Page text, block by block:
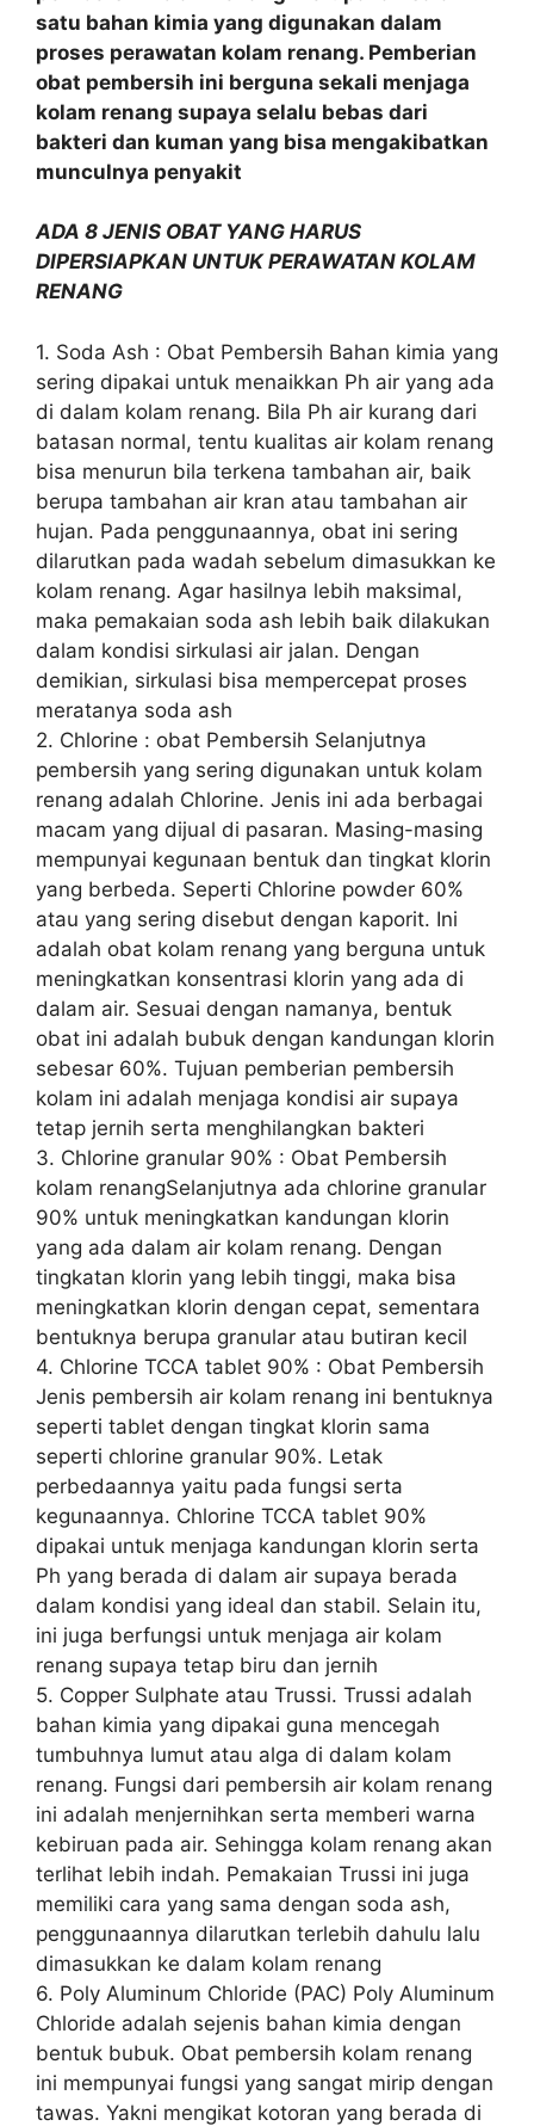
satu bahan kimia yang digunakan dalam
proses perawatan kolam renang. Pemberian
obat pembersih ini berguna sekali menjaga
kolam renang supaya selalu bebas dari
bakteri dan kuman yang bisa mengakibatkan
munculnya penyakit
ADA 8 JENIS OBAT YANG HARUS
DIPERSIAPKAN UNTUK PERAWATAN KOLAM
RENANG
1. Soda Ash : Obat Pembersih Bahan kimia yang
sering dipakai untuk menaikkan Ph air yang ada
di dalam kolam renang. Bila Ph air kurang dari
batasan normal, tentu kualitas air kolam renang
bisa menurun bila terkena tambahan air, baik
berupa tambahan air kran atau tambahan air
hujan. Pada penggunaannya, obat ini sering
dilarutkan pada wadah sebelum dimasukkan ke
kolam renang. Agar hasilnya lebih maksimal,
maka pemakaian soda ash lebih baik dilakukan
dalam kondisi sirkulasi air jalan. Dengan
demikian, sirkulasi bisa mempercepat proses
meratanya soda ash
2. Chlorine : obat Pembersih Selanjutnya
pembersih yang sering digunakan untuk kolam
renang adalah Chlorine. Jenis ini ada berbagai
macam yang dijual di pasaran. Masing-masing
mempunyai kegunaan bentuk dan tingkat klorin
yang berbeda. Seperti Chlorine powder 60%
atau yang sering disebut dengan kaporit. Ini
adalah obat kolam renang yang berguna untuk
meningkatkan konsentrasi klorin yang ada di
dalam air. Sesuai dengan namanya, bentuk
obat ini adalah bubuk dengan kandungan klorin
sebesar 60%. Tujuan pemberian pembersih
kolam ini adalah menjaga kondisi air supaya
tetap jernih serta menghilangkan bakteri
3. Chlorine granular 90% : Obat Pembersih
kolam renangSelanjutnya ada chlorine granular
90% untuk meningkatkan kandungan klorin
yang ada dalam air kolam renang. Dengan
tingkatan klorin yang lebih tinggi, maka bisa
meningkatkan klorin dengan cepat, sementara
bentuknya berupa granular atau butiran kecil
4. Chlorine TCCA tablet 90% : Obat Pembersih
Jenis pembersih air kolam renang ini bentuknya
seperti tablet dengan tingkat klorin sama
seperti chlorine granular 90%. Letak
perbedaannya yaitu pada fungsi serta
kegunaannya. Chlorine TCCA tablet 90%
dipakai untuk menjaga kandungan klorin serta
Ph yang berada di dalam air supaya berada
dalam kondisi yang ideal dan stabil. Selain itu,
ini juga berfungsi untuk menjaga air kolam
renang supaya tetap biru dan jernih
5. Copper Sulphate atau Trussi. Trussi adalah
bahan kimia yang dipakai guna mencegah
tumbuhnya lumut atau alga di dalam kolam
renang. Fungsi dari pembersih air kolam renang
ini adalah menjernihkan serta memberi warna
kebiruan pada air. Sehingga kolam renang akan
terlihat lebih indah. Pemakaian Trussi ini juga
memiliki cara yang sama dengan soda ash,
penggunaannya dilarutkan terlebih dahulu lalu
dimasukkan ke dalam kolam renang
6. Poly Aluminum Chloride (PAC) Poly Aluminum
Chloride adalah sejenis bahan kimia dengan
bentuk bubuk. Obat pembersih kolam renang
ini mempunyai fungsi yang sangat mirip dengan
tawas. Yakni mengikat kotoran yang berada di